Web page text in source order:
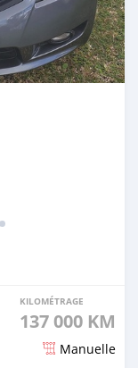
KILOMÉTRAGE
137 000 KM
Manuelle